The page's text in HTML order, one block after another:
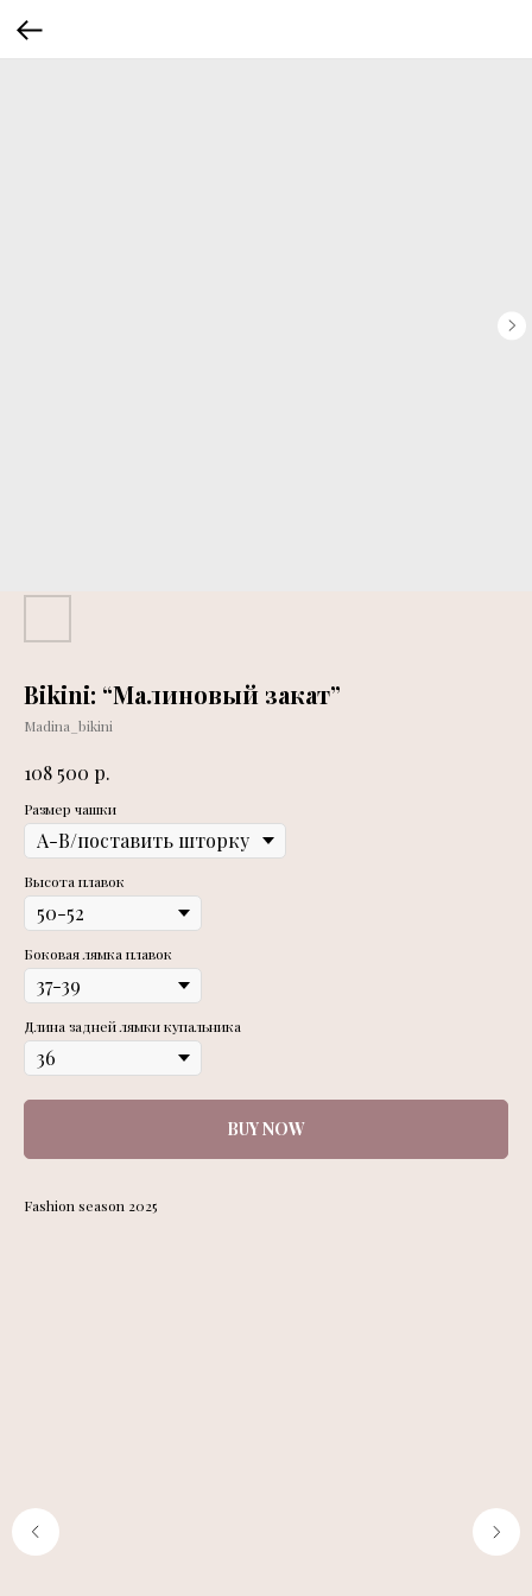
Bikini: “Малиновый закат”
Madina_bikini
108 500 р.
Размер чашки
Высота плавок
Боковая лямка плавок
Длина задней лямки купальника
BUY NOW
Fashion season 2025